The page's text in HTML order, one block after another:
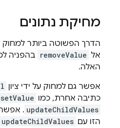
מחיקת נתונים
הדרך הפשוטה ביותר למחוק
אל removeValue בהפניה
האלה.
אפשר גם למחוק על ידי ציון
כתיבה אחרת, כמו setValue
updateChildValues
.
הזו עם updateChildValues